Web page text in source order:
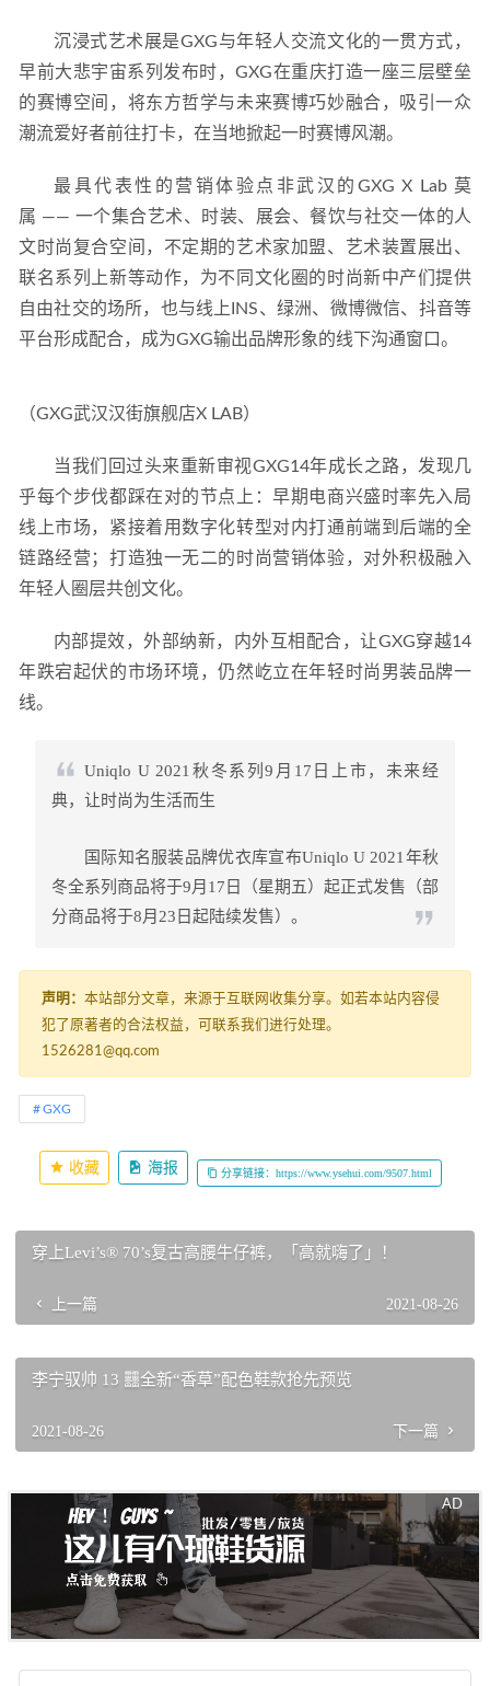
沉浸式艺术展是GXG与年轻人交流文化的一贯方式，
早前大悲宇宙系列发布时，GXG在重庆打造一座三层壁垒
的赛博空间，将东方哲学与未来赛博巧妙融合，吸引一众
潮流爱好者前往打卡，在当地掀起一时赛博风潮。
最具代表性的营销体验点非武汉的GXG X Lab 莫
属 —— 一个集合艺术、时装、展会、餐饮与社交一体的人
文时尚复合空间，不定期的艺术家加盟、艺术装置展出、
联名系列上新等动作，为不同文化圈的时尚新中产们提供
自由社交的场所，也与线上INS、绿洲、微博微信、抖音等
平台形成配合，成为GXG输出品牌形象的线下沟通窗口。
（GXG武汉汉街旗舰店X LAB）
当我们回过头来重新审视GXG14年成长之路，发现几
乎每个步伐都踩在对的节点上：早期电商兴盛时率先入局
线上市场，紧接着用数字化转型对内打通前端到后端的全
链路经营；打造独一无二的时尚营销体验，对外积极融入
年轻人圈层共创文化。
内部提效，外部纳新，内外互相配合，让GXG穿越14
年跌宕起伏的市场环境，仍然屹立在年轻时尚男装品牌一
线。
Uniqlo U 2021秋冬系列9月17日上市，未来经
典，让时尚为生活而生
国际知名服装品牌优衣库宣布Uniqlo U 2021年秋
冬全系列商品将于9月17日（星期五）起正式发售（部
分商品将于8月23日起陆续发售）。
声明： 本站部分文章，来源于互联网收集分享。如若本站内容侵
犯了原著者的合法权益，可联系我们进行处理。
1526281@qq.com
GXG
收藏 海报 分享链接：https://www.ysehui.com/9507.html
穿上Levi’s® 70’s复古高腰牛仔裤，「高就嗨了」！
上一篇 2021-08-26
李宁驭帅 13 䨻全新“香草”配色鞋款抢先预览
2021-08-26 下一篇